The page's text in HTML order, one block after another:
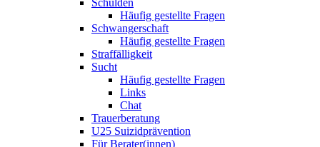
Schulden
Häufig gestellte Fragen
Schwangerschaft
Häufig gestellte Fragen
Straffälligkeit
Sucht
Häufig gestellte Fragen
Links
Chat
Trauerberatung
U25 Suizidprävention
Für Berater(innen)